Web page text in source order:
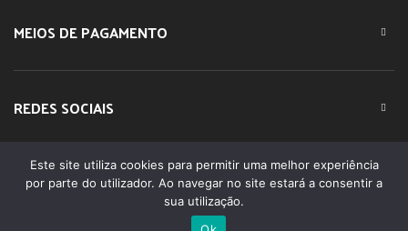
MEIOS DE PAGAMENTO
REDES SOCIAIS
© 2023 IMPARTE. All Rights Reserved. Desenvolvido por
DOMINIOS.PT
Este site utiliza cookies para permitir uma melhor experiência
por parte do utilizador. Ao navegar no site estará a consentir a
sua utilização.